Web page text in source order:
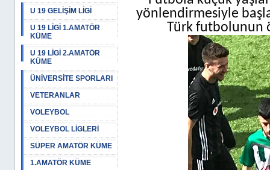
U 19 GELİŞİM LİGİ
U 19 LİGİ 1.AMATÖR
KÜME
U 19 LİGİ 2.AMATÖR
KÜME
ÜNİVERSİTE SPORLARI
VETERANLAR
VOLEYBOL
VOLEYBOL LİGLERİ
SÜPER AMATÖR KÜME
1.AMATÖR KÜME
yönlendirmesiyle
Türk futbolunun